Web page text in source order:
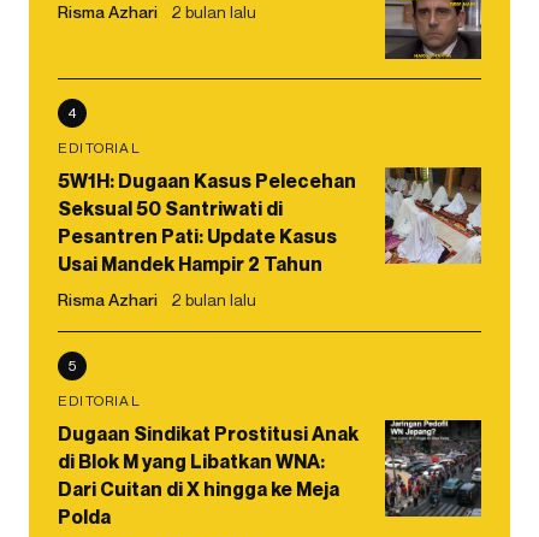
Risma Azhari 2 bulan lalu
4
EDITORIAL
5W1H: Dugaan Kasus Pelecehan
Seksual 50 Santriwati di
Pesantren Pati: Update Kasus
Usai Mandek Hampir 2 Tahun
Risma Azhari 2 bulan lalu
5
EDITORIAL
Dugaan Sindikat Prostitusi Anak
di Blok M yang Libatkan WNA:
Dari Cuitan di X hingga ke Meja
Polda